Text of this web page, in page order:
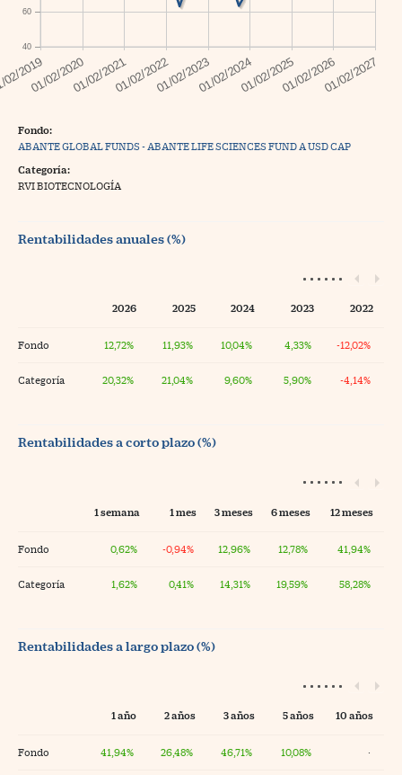
40
60
Fondo:
ABANTE GLOBAL FUNDS - ABANTE LIFE SCIENCES FUND A USD CAP
Categoría:
RVI BIOTECNOLOGÍA
Rentabilidades anuales (%)
2026 2025 2024 2023 2022
Fondo 12,72% 11,93% 10,04% 4,33% -12,02%
Categoría 20,32% 21,04% 9,60% 5,90% -4,14%
Rentabilidades a corto plazo (%)
1 semana 1 mes 3 meses 6 meses 12 meses
Fondo 0,62% -0,94% 12,96% 12,78% 41,94%
Categoría 1,62% 0,41% 14,31% 19,59% 58,28%
Rentabilidades a largo plazo (%)
1 año 2 años 3 años 5 años 10 años
Fondo 41,94% 26,48% 46,71% 10,08% ·